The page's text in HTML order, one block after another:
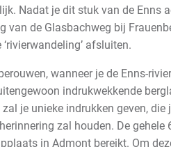
Nadat je dit stuk van de Enns
van de Glasbachweg bij
afsluiten.
wanneer je de Enns-
indrukwekkende
je unieke indrukken geven, die
zal houden. De
in Admont bereikt. Om